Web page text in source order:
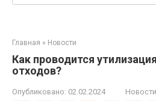
Главная » Новости
Как проводится
отходов?
Опубликовано: 02.02.2024 Новости